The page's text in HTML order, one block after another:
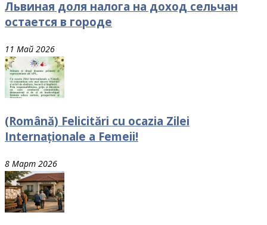
Львиная доля налога на доход сельчан
остается в городе
11 Май 2026
(Română) Felicitări cu ocazia Zilei
Internaționale a Femeii!
8 Март 2026